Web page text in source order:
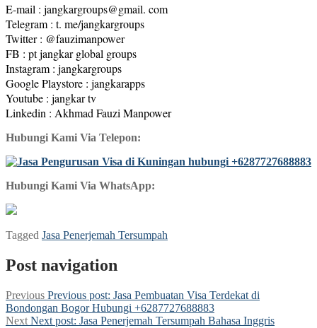
E-mail : jangkargroups@gmail. com
Telegram : t. me/jangkargroups
Twitter : @fauzimanpower
FB : pt jangkar global groups
Instagram : jangkargroups
Google Playstore : jangkarapps
Youtube : jangkar tv
Linkedin : Akhmad Fauzi Manpower
Hubungi Kami Via Telepon:
Hubungi Kami Via WhatsApp:
Tagged Jasa Penerjemah Tersumpah
Post navigation
Previous Previous post: Jasa Pembuatan Visa Terdekat di
Bondongan Bogor Hubungi +6287727688883
Next Next post: Jasa Penerjemah Tersumpah Bahasa Inggris